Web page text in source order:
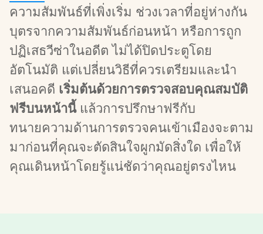
ความสัมพันธ์ที่เพิ่งเริ่ม ช่วงเวลาที่อยู่ห่างกัน
บุตรจากความสัมพันธ์ก่อนหน้า หรือการถูก
ปฏิเสธวีซ่าในอดีต ไม่ได้ปิดประตูโดย
อัตโนมัติ แต่เปลี่ยนวิธีที่ควรเตรียมและนำ
เสนอคดี เริ่มต้นด้วยการตรวจสอบคุณสมบัติ
ฟรีบนหน้านี้ แล้วการปรึกษาฟรีกับ
ทนายความด้านการตรวจคนเข้าเมืองจะตาม
มาก่อนที่คุณจะตัดสินใจผูกมัดสิ่งใด เพื่อให้
คุณเดินหน้าโดยรู้แน่ชัดว่าคุณอยู่ตรงไหน